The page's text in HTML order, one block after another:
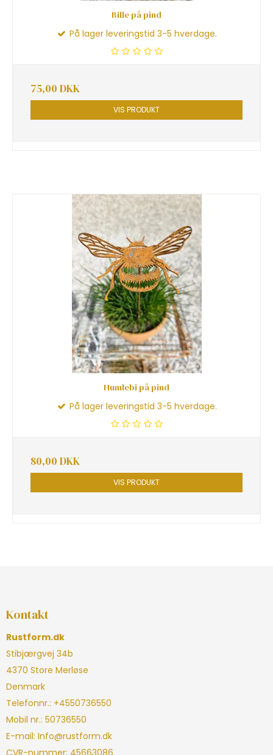
Bille på pind
På lager leveringstid 3-5 hverdage.
75,00 DKK
VIS PRODUKT
Humlebi på pind
På lager leveringstid 3-5 hverdage.
80,00 DKK
VIS PRODUKT
Kontakt
Rustform.dk
Stibjærgvej 34b
4370 Store Merløse
Denmark
Telefonnr.: +4550736550
Mobil nr.: 50736550
E-mail: Info@rustform.dk
CVR-nummer: 45663086